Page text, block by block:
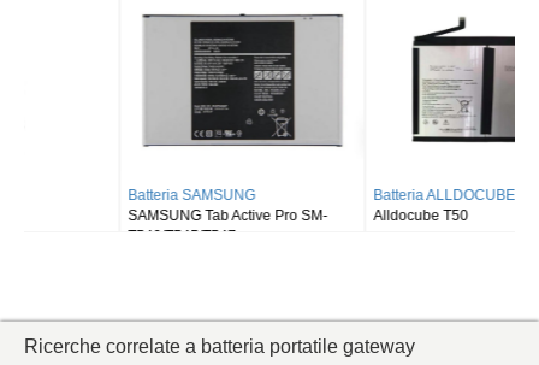
Batteria SAMSUNG
SAMSUNG Tab Active Pro SM-
T540/T545/T547
Batteria ALLDOCUBE
Alldocube T50
Ricerche correlate a batteria portatile gateway